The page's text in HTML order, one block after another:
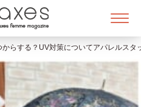
からする？UV対策についてアパレルス